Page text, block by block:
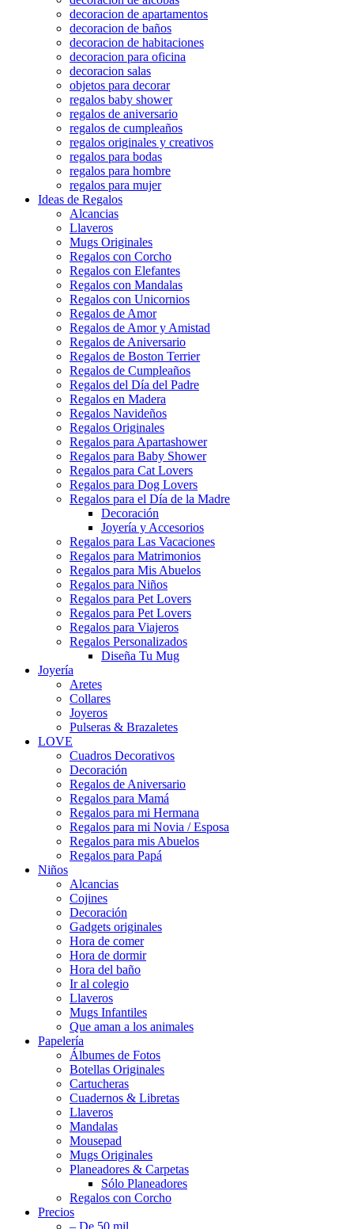
decoracion de apartamentos
decoracion de baños
decoracion de habitaciones
decoracion para oficina
decoracion salas
objetos para decorar
regalos baby shower
regalos de aniversario
regalos de cumpleaños
regalos originales y creativos
regalos para bodas
regalos para hombre
regalos para mujer
Ideas de Regalos
Alcancias
Llaveros
Mugs Originales
Regalos con Corcho
Regalos con Elefantes
Regalos con Mandalas
Regalos con Unicornios
Regalos de Amor
Regalos de Amor y Amistad
Regalos de Aniversario
Regalos de Boston Terrier
Regalos de Cumpleaños
Regalos del Día del Padre
Regalos en Madera
Regalos Navideños
Regalos Originales
Regalos para Apartashower
Regalos para Baby Shower
Regalos para Cat Lovers
Regalos para Dog Lovers
Regalos para el Día de la Madre
Decoración
Joyería y Accesorios
Regalos para Las Vacaciones
Regalos para Matrimonios
Regalos para Mis Abuelos
Regalos para Niños
Regalos para Pet Lovers
Regalos para Pet Lovers
Regalos para Viajeros
Regalos Personalizados
Diseña Tu Mug
Joyería
Aretes
Collares
Joyeros
Pulseras & Brazaletes
LOVE
Cuadros Decorativos
Decoración
Regalos de Aniversario
Regalos para Mamá
Regalos para mi Hermana
Regalos para mi Novia / Esposa
Regalos para mis Abuelos
Regalos para Papá
Niños
Alcancias
Cojines
Decoración
Gadgets originales
Hora de comer
Hora de dormir
Hora del baño
Ir al colegio
Llaveros
Mugs Infantiles
Que aman a los animales
Papelería
Álbumes de Fotos
Botellas Originales
Cartucheras
Cuadernos & Libretas
Llaveros
Mandalas
Mousepad
Mugs Originales
Planeadores & Carpetas
Sólo Planeadores
Regalos con Corcho
Precios
– De 50 mil